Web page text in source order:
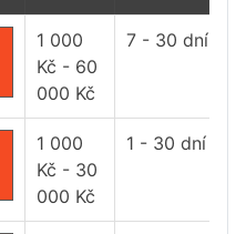
1 000
Kč - 60
000 Kč
7 - 30 dní
1 000
Kč - 30
000 Kč
1 - 30 dní